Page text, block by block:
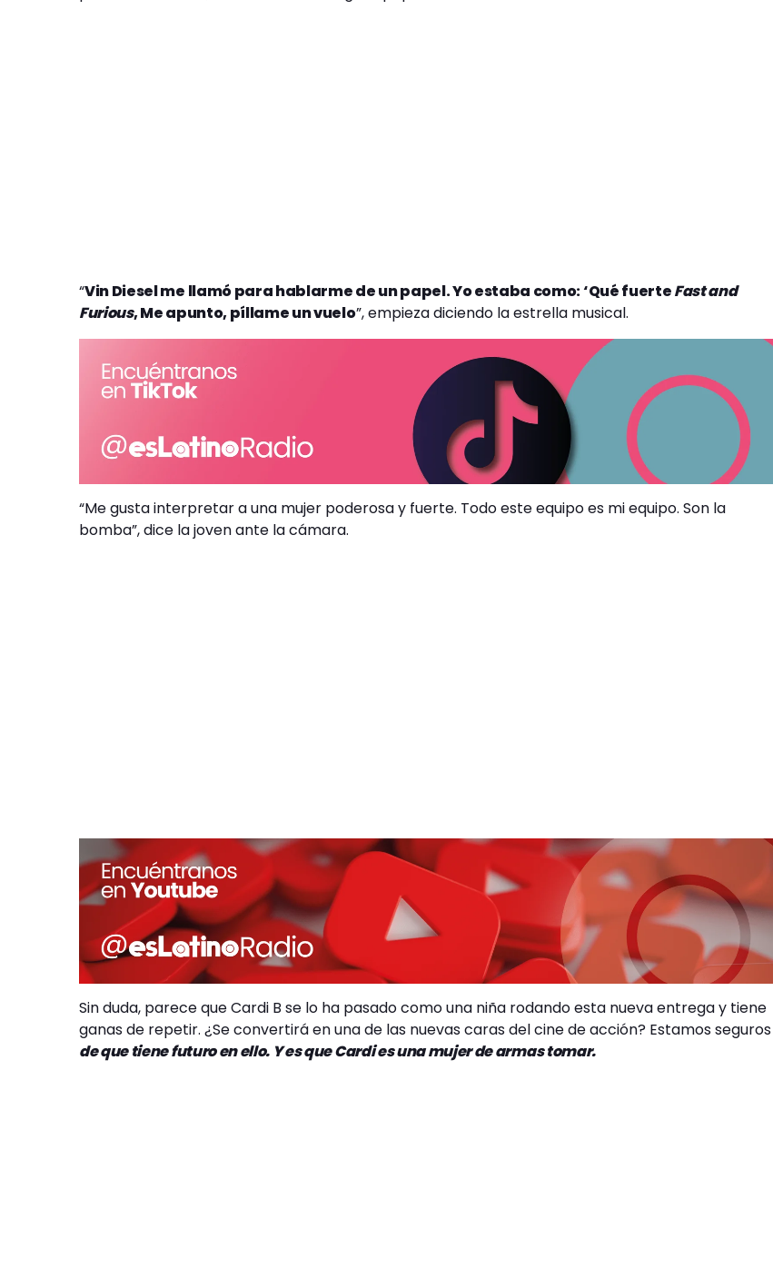
“Vin Diesel me llamó para hablarme de un papel. Yo estaba como: ‘Qué fuerteFast and
Furious, Me apunto, píllame un vuelo”, empieza diciendo la estrella musical.
“Me gusta interpretar a una mujer poderosa y fuerte. Todo este equipo es mi equipo. Son la
bomba”, dice la joven ante la cámara.
Sin duda, parece que Cardi B se lo ha pasado como una niña rodando esta nueva entrega y tiene
ganas de repetir. ¿Se convertirá en una de las nuevas caras del cine de acción? Estamos seguros
de que tiene futuro en ello. Y es que Cardi es una mujer de armas tomar.